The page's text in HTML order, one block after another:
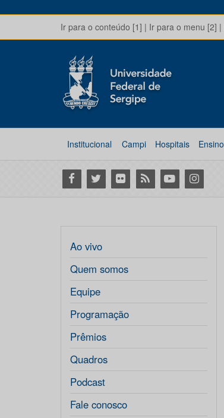
Ir para o conteúdo [1] | Ir para o menu [2] |
Institucional Campi Hospitais Ensino
Facebook
Twitter Flickr RSS YoutubeInstagram
Ao vivo
Quem somos
Equipe
Programação
Prêmios
Quadros
Podcast
Fale conosco